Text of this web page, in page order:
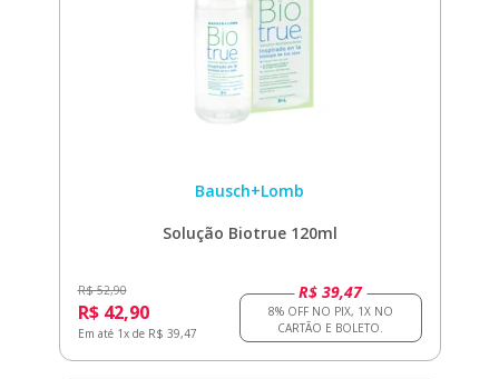
Bausch+Lomb
Solução Biotrue 120ml
R$ 52,90
R$ 42,90
Em até 1x de R$ 39,47
R$ 39,47